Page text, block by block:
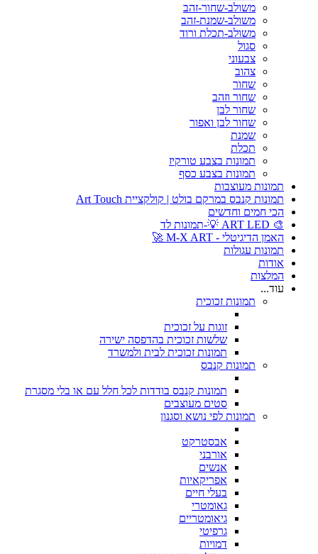
משולב-שחור-זהב
משולב-שמנת-זהב
משולב-תכלת ורוד
סגול
צבעוני
צהוב
שחור
שחור וזהב
שחור לבן
שחור לבן ואפור
שמנת
תכלת
תמונות בצבע טורקיז
תמונות בצבע כסף
תמונות מעוצבות
תמונות קנבס במרקם בולט | קולקציית Art Touch
הכי חמים וחדשים
🎨 ART LED 💡-תמונות לד
האמן הדיגיטלי - M-X ART 🚀
תמונות עגולות
אודות
המלצות
עוד...
תמונות זכוכית
זוגות על זכוכית
שלשות זכוכית בהדפסה ישירה
תמונות זכוכית לבית ולמשרד
תמונות קנבס
תמונות קנבס בודדות לכל חלל עם או בלי מסגרת
סטים מעוצבים
תמונות לפי נושא וסגנון
אבסטרקט
אורבני
אנשים
אפריקאיות
בעלי חיים
גאומטרי
גיאומטריים
גרפיטי
דמויות